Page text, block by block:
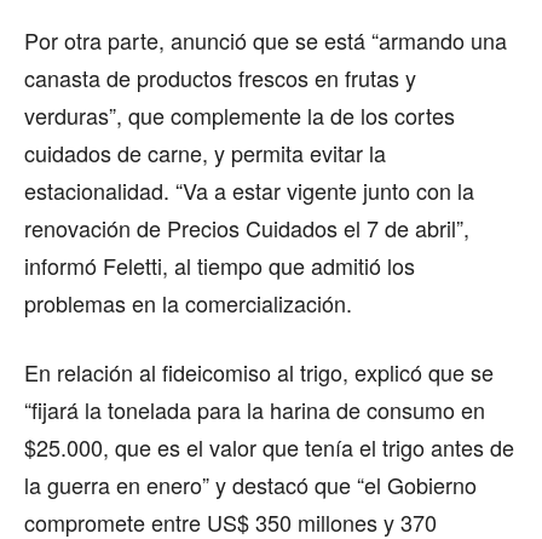
Por otra parte, anunció que se está “armando una
canasta de productos frescos en frutas y
verduras”, que complemente la de los cortes
cuidados de carne, y permita evitar la
estacionalidad. “Va a estar vigente junto con la
renovación de Precios Cuidados el 7 de abril”,
informó Feletti, al tiempo que admitió los
problemas en la comercialización.
En relación al fideicomiso al trigo, explicó que se
“fijará la tonelada para la harina de consumo en
$25.000, que es el valor que tenía el trigo antes de
la guerra en enero” y destacó que “el Gobierno
compromete entre US$ 350 millones y 370